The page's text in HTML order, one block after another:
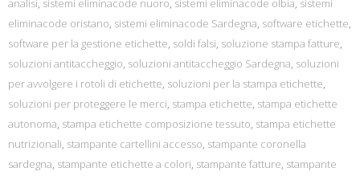
analisi, sistemi eliminacode nuoro, sistemi eliminacode olbia, sistemi
eliminacode oristano, sistemi eliminacode Sardegna, software etichette,
software per la gestione etichette, soldi falsi, soluzione stampa fatture,
soluzioni antitaccheggio, soluzioni antitaccheggio Sardegna, soluzioni
per avvolgere i rotoli di etichette, soluzioni per la stampa etichette,
soluzioni per proteggere le merci, stampa etichette, stampa etichette
autonoma, stampa etichette composizione tessuto, stampa etichette
nutrizionali, stampante cartellini accesso, stampante coronella
sardegna, stampante etichette a colori, stampante fatture, stampante